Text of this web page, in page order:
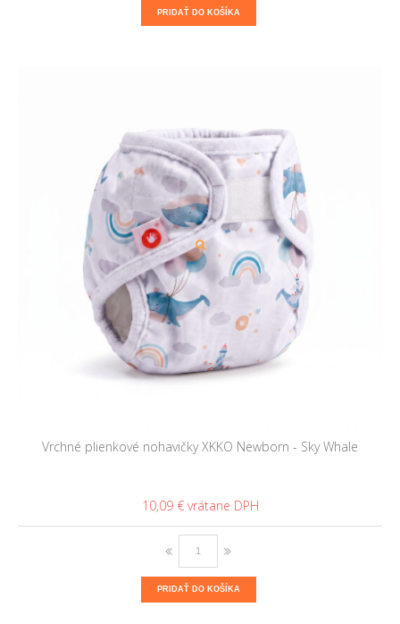
PRIDAŤ DO KOŠÍKA
Vrchné plienkové nohavičky XKKO Newborn - Sky Whale
10,09 €
PRIDAŤ DO KOŠÍKA